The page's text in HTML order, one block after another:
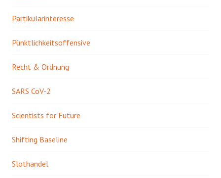
Partikularinteresse
Pünktlichkeitsoffensive
Recht & Ordnung
SARS CoV-2
Scientists for Future
Shifting Baseline
Slothandel